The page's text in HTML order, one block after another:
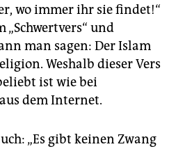
wo immer ihr sie findet!“
„Schwertvers“ und
man sagen: Der Islam
Weshalb dieser Vers
ist wie bei
dem Internet.
„Es gibt keinen Zwang